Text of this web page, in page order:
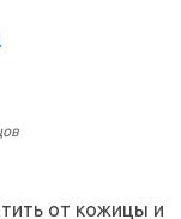
от кожицы и